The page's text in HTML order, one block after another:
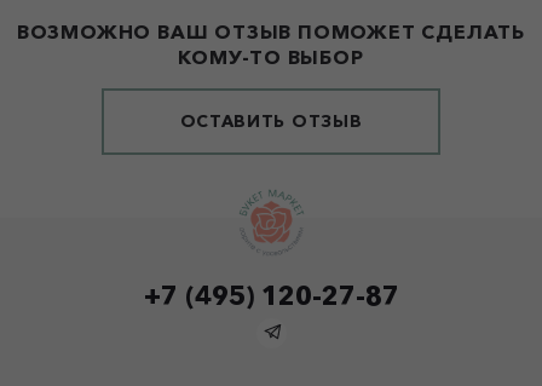
ВОЗМОЖНО ВАШ ОТЗЫВ ПОМОЖЕТ СДЕЛАТЬ
КОМУ-ТО ВЫБОР
ОСТАВИТЬ ОТЗЫВ
+7 (495) 120-27-87